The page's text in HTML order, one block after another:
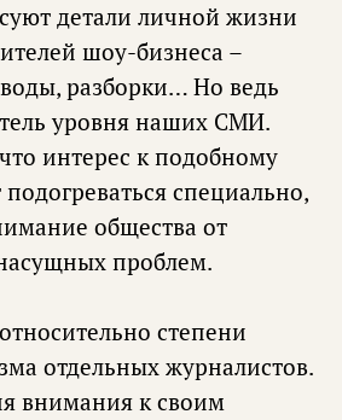
детали личной жизни
шоу-бизнеса –
разборки… Но ведь
уровня наших СМИ.
интерес к подобному
специально,
общества от
проблем.
степени
отдельных журналистов.
внимания к своим